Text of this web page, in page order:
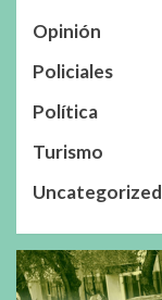
Opinión
Policiales
Política
Turismo
Uncategorized